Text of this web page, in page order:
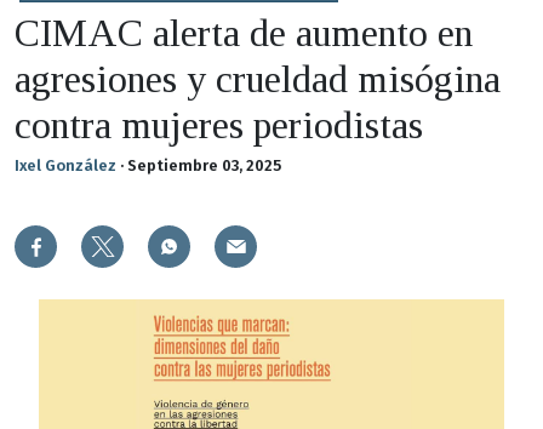
CIMAC alerta de aumento en
agresiones y crueldad misógina
contra mujeres periodistas
Ixel González · Septiembre 03, 2025